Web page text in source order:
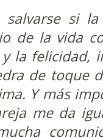
salvarse si
de la vida
la felicidad,
de toque
Y más
me da